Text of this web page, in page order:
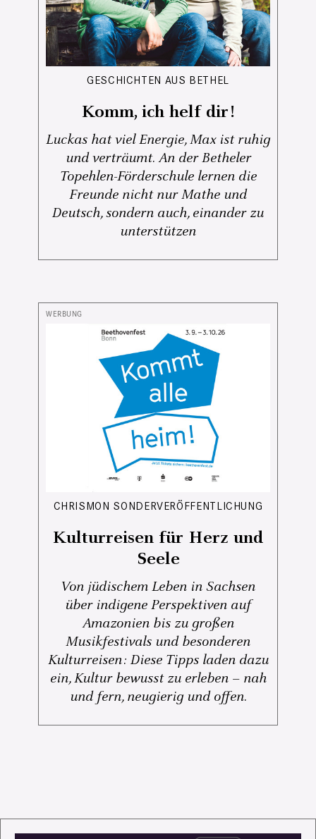
GESCHICHTEN AUS BETHEL
Komm, ich helf dir!
Luckas hat viel Energie, Max ist ruhig
und verträumt. An der Betheler
Topehlen-Förderschule lernen die
Freunde nicht nur Mathe und
Deutsch, sondern auch, einander zu
unterstützen
CHRISMON SONDERVERÖFFENTLICHUNG
Kulturreisen für Herz und
Seele
Von jüdischem Leben in Sachsen
über indigene Perspektiven auf
Amazonien bis zu großen
Musikfestivals und besonderen
Kulturreisen: Diese Tipps laden dazu
ein, Kultur bewusst zu erleben – nah
und fern, neugierig und offen.